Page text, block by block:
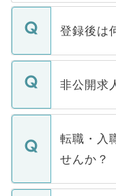
登録後は
ご登録いた
登録内容
ます。通常
いただき
い。
非公開求
マイナビ
うち約3割
けない「
下記の理
ません。
転職・入
せんか？
転職・入職